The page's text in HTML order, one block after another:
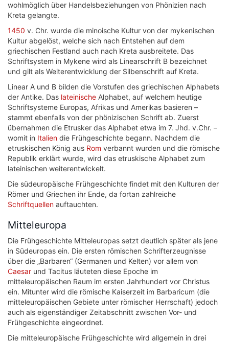
wohlmöglich über Handelsbeziehungen von Phönizien nach
Kreta gelangte.
1450 v. Chr. wurde die minoische Kultur von der mykenischen
Kultur abgelöst, welche sich nach Entstehen auf dem
griechischen Festland auch nach Kreta ausbreitete. Das
Schriftsystem in Mykene wird als Linearschrift B bezeichnet
und gilt als Weiterentwicklung der Silbenschrift auf Kreta.
Linear A und B bilden die Vorstufen des griechischen Alphabets
der Antike. Das lateinische Alphabet, auf welchem heutige
Schriftsysteme Europas, Afrikas und Amerikas basieren –
stammt ebenfalls von der phönizischen Schrift ab. Zuerst
übernahmen die Etrusker das Alphabet etwa im 7. Jhd. v.Chr. –
womit in Italien die Frühgeschichte begann. Nachdem die
etruskischen König aus Rom verbannt wurden und die römische
Republik erklärt wurde, wird das etruskische Alphabet zum
lateinischen weiterentwickelt.
Die südeuropäische Frühgeschichte findet mit den Kulturen der
Römer und Griechen ihr Ende, da fortan zahlreiche
Schriftquellen auftauchten.
Mitteleuropa
Die Frühgeschichte Mitteleuropas setzt deutlich später als jene
in Südeuropas ein. Die ersten römischen Schrifterzeugnisse
über die „Barbaren“ (Germanen und Kelten) vor allem von
Caesar und Tacitus läuteten diese Epoche im
mitteleuropäischen Raum im ersten Jahrhundert vor Christus
ein. Mitunter wird die römische Kaiserzeit im Barbaricum (die
mitteleuropäischen Gebiete unter römischer Herrschaft) jedoch
auch als eigenständiger Zeitabschnitt zwischen Vor- und
Frühgeschichte eingeordnet.
Die mitteleuropäische Frühgeschichte wird allgemein in drei